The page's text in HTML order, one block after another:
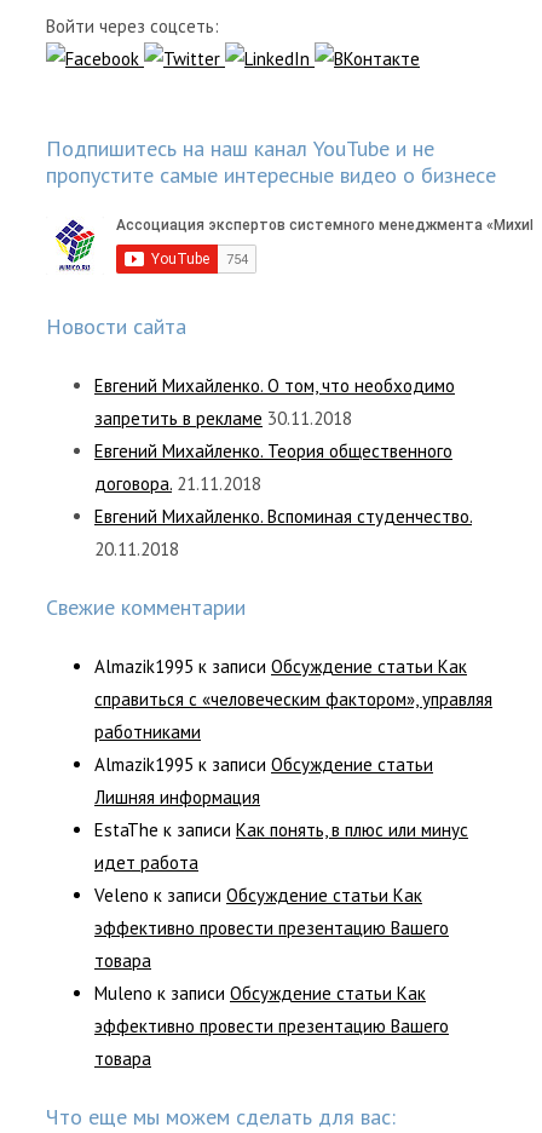
Войти через соцсеть:
Подпишитесь на наш канал YouTube и не
пропустите самые интересные видео о бизнесе
Новости сайта
Евгений Михайленко. О том, что необходимо
запретить в рекламе 30.11.2018
Евгений Михайленко. Теория общественного
договора. 21.11.2018
Евгений Михайленко. Вспоминая студенчество.
20.11.2018
Свежие комментарии
Almazik1995 к записи Обсуждение статьи Как
справиться с «человеческим фактором», управляя
работниками
Almazik1995 к записи Обсуждение статьи
Лишняя информация
EstaThe к записи Как понять, в плюс или минус
идет работа
Veleno к записи Обсуждение статьи Как
эффективно провести презентацию Вашего
товара
Muleno к записи Обсуждение статьи Как
эффективно провести презентацию Вашего
товара
Что еще мы можем сделать для вас: